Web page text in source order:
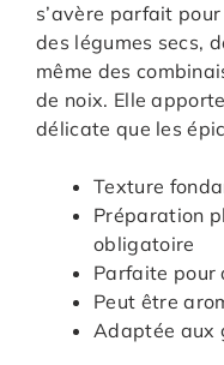
s’avère parfait pour
des légumes secs,
même des
de noix. Elle
délicate que les
Texture
Préparation
obligatoire
Parfaite pour
Peut être
Adaptée aux